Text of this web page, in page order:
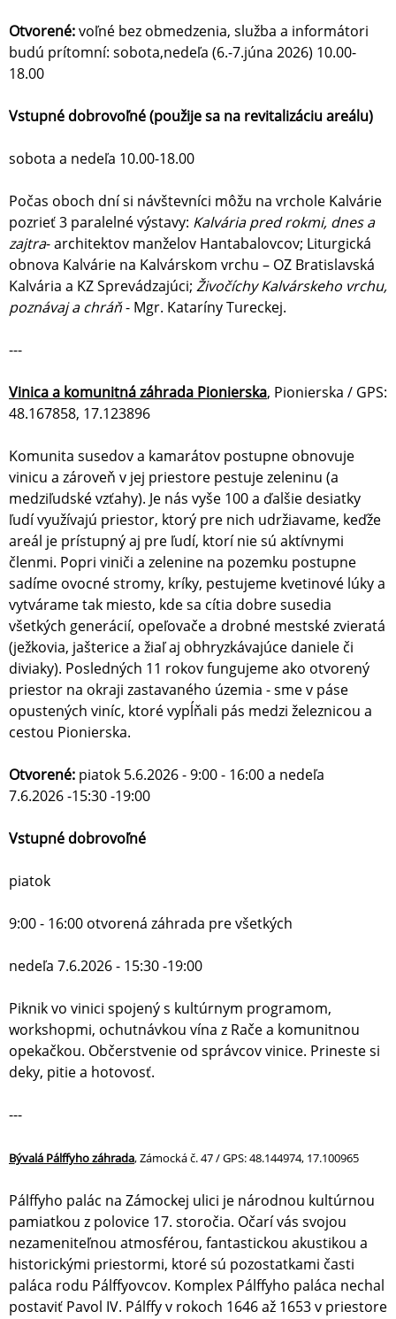
Otvorené:voľné bez obmedzenia, služba a informátori
budú prítomní: sobota,nedeľa (6.-7.júna 2026) 10.00-
18.00
Vstupné dobrovoľné (použije sa na revitalizáciu areálu)
sobota a nedeľa 10.00-18.00
Počas oboch dní si návštevníci môžu na vrchole Kalvárie
pozrieť 3 paralelné výstavy: Kalvária pred rokmi, dnes a
zajtra- architektov manželov Hantabalovcov; Liturgická
obnova Kalvárie na Kalvárskom vrchu – OZ Bratislavská
Kalvária a KZ Sprevádzajúci; Živočíchy Kalvárskeho vrchu,
poznávaj a chráň- Mgr. Kataríny Tureckej.
---
Vinica a komunitná záhrada Pionierska, Pionierska / GPS:
48.167858, 17.123896
Komunita susedov a kamarátov postupne obnovuje
vinicu a zároveň v jej priestore pestuje zeleninu (a
medziľudské vzťahy). Je nás vyše 100 a ďalšie desiatky
ľudí využívajú priestor, ktorý pre nich udržiavame, keďže
areál je prístupný aj pre ľudí, ktorí nie sú aktívnymi
členmi. Popri viniči a zelenine na pozemku postupne
sadíme ovocné stromy, kríky, pestujeme kvetinové lúky a
vytvárame tak miesto, kde sa cítia dobre susedia
všetkých generácií, opeľovače a drobné mestské zvieratá
(ježkovia, jašterice a žiaľ aj obhryzkávajúce daniele či
diviaky). Posledných 11 rokov fungujeme ako otvorený
priestor na okraji zastavaného územia - sme v páse
opustených viníc, ktoré vypĺňali pás medzi železnicou a
cestou Pionierska.
Otvorené: piatok 5.6.2026 - 9:00 - 16:00 a nedeľa
7.6.2026 -15:30 -19:00
Vstupné dobrovoľné
piatok
9:00 - 16:00 otvorená záhrada pre všetkých
nedeľa 7.6.2026 - 15:30 -19:00
Piknik vo vinici spojený s kultúrnym programom,
workshopmi, ochutnávkou vína z Rače a komunitnou
opekačkou. Občerstvenie od správcov vinice. Prineste si
deky, pitie a hotovosť.
---
Bývalá Pálffyho záhrada, Zámocká č. 47 / GPS: 48.144974, 17.100965
Pálffyho palác na Zámockej ulici je národnou kultúrnou
pamiatkou z polovice 17. storočia. Očarí vás svojou
nezameniteľnou atmosférou, fantastickou akustikou a
historickými priestormi, ktoré sú pozostatkami časti
paláca rodu Pálffyovcov. Komplex Pálffyho paláca nechal
postaviť Pavol IV. Pálffy v rokoch 1646 až 1653 v priestore